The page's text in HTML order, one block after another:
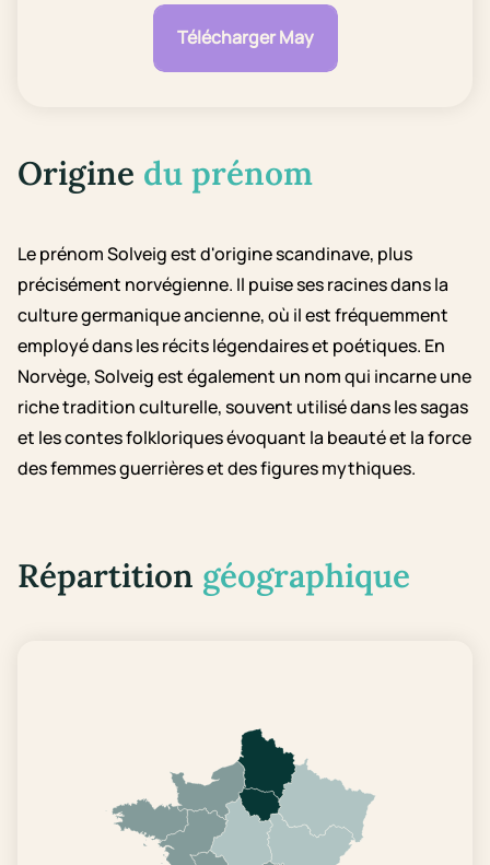
Télécharger May
Origine du prénom
Le prénom Solveig est d'origine scandinave, plus
précisément norvégienne. Il puise ses racines dans la
culture germanique ancienne, où il est fréquemment
employé dans les récits légendaires et poétiques. En
Norvège, Solveig est également un nom qui incarne une
riche tradition culturelle, souvent utilisé dans les sagas
et les contes folkloriques évoquant la beauté et la force
des femmes guerrières et des figures mythiques.
Répartition géographique